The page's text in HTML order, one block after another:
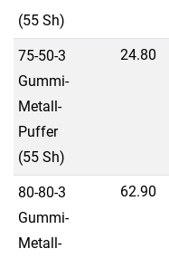
(55 Sh)
75-50-3
Gummi-
Metall-
Puffer
(55 Sh)
24.80
80-80-3
Gummi-
Metall-
62.90